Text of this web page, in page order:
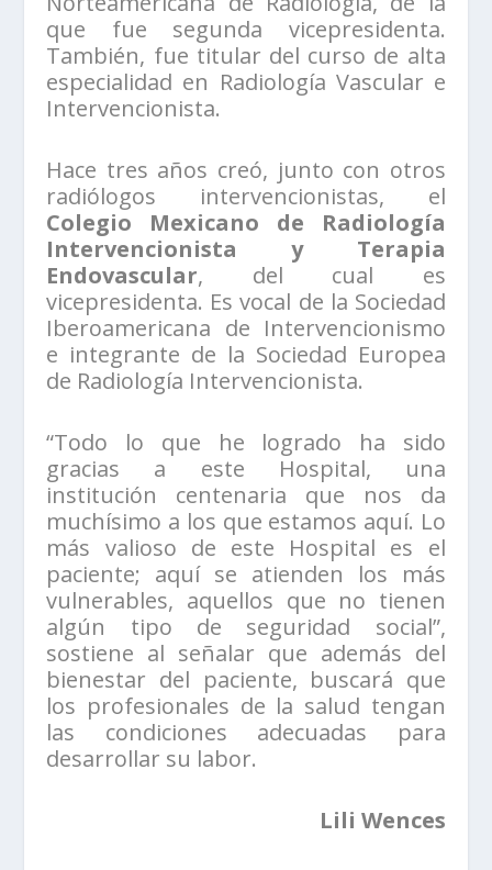
que fue segunda vicepresidenta.
También, fue titular del curso de alta
especialidad en Radiología Vascular e
Intervencionista.
Hace tres años creó, junto con otros
radiólogos intervencionistas, el
Colegio Mexicano de Radiología
Intervencionista y Terapia
Endovascular, del cual es
vicepresidenta. Es vocal de la Sociedad
Iberoamericana de Intervencionismo
e integrante de la Sociedad Europea
de Radiología Intervencionista.
“Todo lo que he logrado ha sido
gracias a este Hospital, una
institución centenaria que nos da
muchísimo a los que estamos aquí. Lo
más valioso de este Hospital es el
paciente; aquí se atienden los más
vulnerables, aquellos que no tienen
algún tipo de seguridad social”,
sostiene al señalar que además del
bienestar del paciente, buscará que
los profesionales de la salud tengan
las condiciones adecuadas para
desarrollar su labor.
Lili Wences